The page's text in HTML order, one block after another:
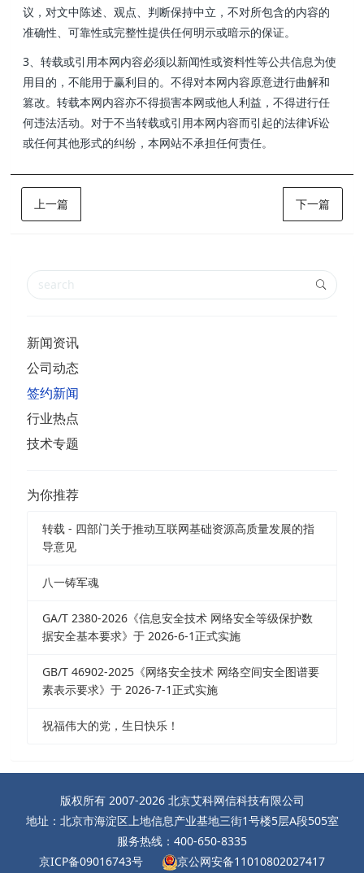
议，对文中陈述、观点、判断保持中立，不对所包含的内容的
准确性、可靠性或完整性提供任何明示或暗示的保证。
3、转载或引用本网内容必须以新闻性或资料性等公共信息为使
用目的，不能用于赢利目的。不得对本网内容原意进行曲解和
篡改。转载本网内容亦不得损害本网或他人利益，不得进行任
何违法活动。对于不当转载或引用本网内容而引起的法律诉讼
或任何其他形式的纠纷，本网站不承担任何责任。
上一篇 下一篇
新闻资讯
公司动态
签约新闻
行业热点
技术专题
为你推荐
转载 - 四部门关于推动互联网基础资源高质量发展的指
导意见
八一铸军魂
GA/T 2380-2026《信息安全技术 网络安全等级保护数
据安全基本要求》于 2026-6-1正式实施
GB/T 46902-2025《网络安全技术 网络空间安全图谱要
素表示要求》于 2026-7-1正式实施
祝福伟大的党，生日快乐！
版权所有 2007-2026 北京艾科网信科技有限公司
地址：北京市海淀区上地信息产业基地三街1号楼5层A段505室
服务热线：400-650-8335
京ICP备09016743号
京公网安备11010802027417